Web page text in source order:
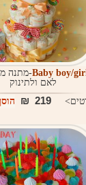
Baby boy/-מתנה
לאם ולתינוק
219 ₪